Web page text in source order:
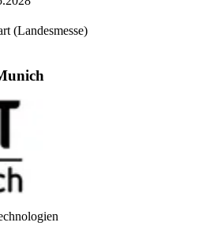
(Landesmesse)